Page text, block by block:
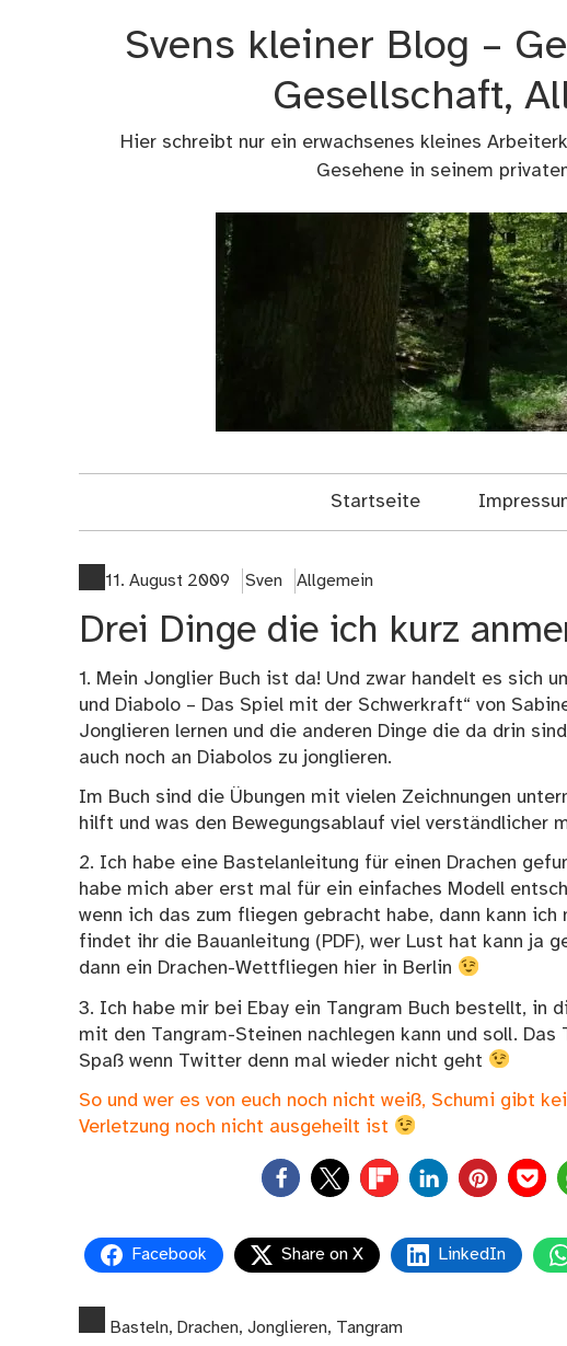
Svens kleiner Blog –
Gesellschaft,
Hier schreibt nur ein erwachsenes kleines
Gesehene in seinem
Startseite
11. August 2009 Sven Allgemein
Drei Dinge die ich kurz
1. Mein Jonglier Buch ist da! Und zwar handelt es sich
und Diabolo – Das Spiel mit der Schwerkraft“ von
Jonglieren lernen und die anderen Dinge die da drin
auch noch an Diabolos zu jonglieren.
Im Buch sind die Übungen mit vielen Zeichnungen
hilft und was den Bewegungsablauf viel verständlicher
2. Ich habe eine Bastelanleitung für einen Drachen
habe mich aber erst mal für ein einfaches Modell
wenn ich das zum fliegen gebracht habe, dann kann
findet ihr die Bauanleitung (PDF), wer Lust hat kann ja
dann ein Drachen-Wettfliegen hier in Berlin
3. Ich habe mir bei Ebay ein Tangram Buch bestellt, in
mit den Tangram-Steinen nachlegen kann und soll.
Spaß wenn Twitter denn mal wieder nicht geht
So und wer es von euch noch nicht weiß, Schumi gibt
Verletzung noch nicht ausgeheilt ist
0
Facebook Share on X LinkedIn
Basteln, Drachen, Jonglieren, Tangram